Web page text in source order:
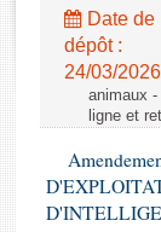
Rapports
Rapports sur
Baromètre
Dossiers
Budget et
Questions
Date de
dépôt :
24/03/2026
animaux
ligne et